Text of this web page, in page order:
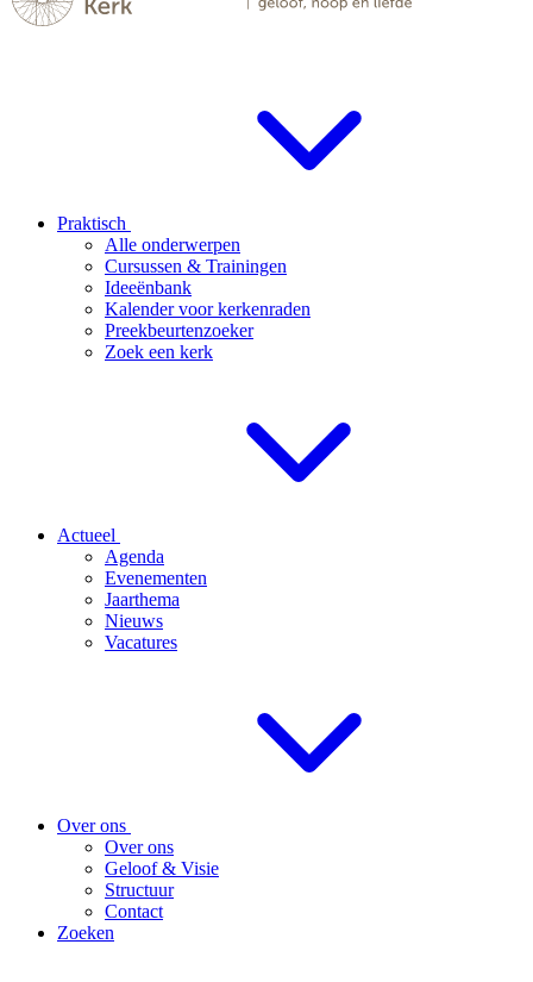
Praktisch
Alle onderwerpen
Cursussen & Trainingen
Ideeënbank
Kalender voor kerkenraden
Preekbeurtenzoeker
Zoek een kerk
Actueel
Agenda
Evenementen
Jaarthema
Nieuws
Vacatures
Over ons
Over ons
Geloof & Visie
Structuur
Contact
Zoeken